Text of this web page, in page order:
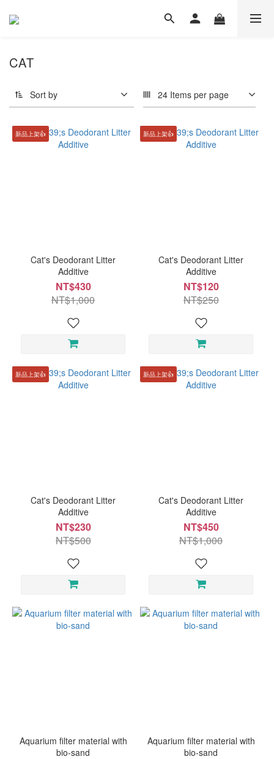
CAT
Sort by 24 Items per page
新品上架👍
Cat's Deodorant Litter
Additive
NT$430
NT$1,000
新品上架👍
Cat's Deodorant Litter
Additive
NT$120
NT$250
新品上架👍
Cat's Deodorant Litter
Additive
NT$230
NT$500
新品上架👍
Cat's Deodorant Litter
Additive
NT$450
NT$1,000
Aquarium filter material with
bio-sand
Aquarium filter material with
bio-sand